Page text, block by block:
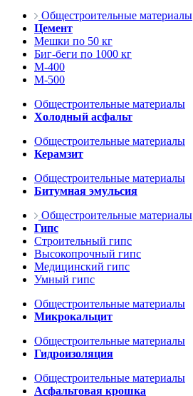
Общестроительные материалы
Цемент
Мешки по 50 кг
Биг-беги по 1000 кг
М-400
М-500
Общестроительные материалы
Холодный асфальт
Общестроительные материалы
Керамзит
Общестроительные материалы
Битумная эмульсия
Общестроительные материалы
Гипс
Строительный гипс
Высокопрочный гипс
Медицинский гипс
Умный гипс
Общестроительные материалы
Микрокальцит
Общестроительные материалы
Гидроизоляция
Общестроительные материалы
Асфальтовая крошка